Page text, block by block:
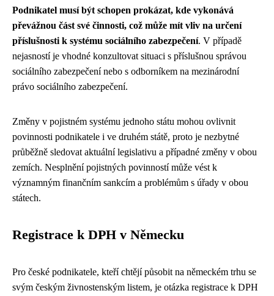
Podnikatel musí být schopen prokázat, kde vykonává
převážnou část své činnosti, což může mít vliv na určení
příslušnosti k systému sociálního zabezpečení. V případě
nejasností je vhodné konzultovat situaci s příslušnou správou
sociálního zabezpečení nebo s odborníkem na mezinárodní
právo sociálního zabezpečení.
Změny v pojistném systému jednoho státu mohou ovlivnit
povinnosti podnikatele i ve druhém státě, proto je nezbytné
průběžně sledovat aktuální legislativu a případné změny v obou
zemích. Nesplnění pojistných povinností může vést k
významným finančním sankcím a problémům s úřady v obou
státech.
Registrace k DPH v Německu
Pro české podnikatele, kteří chtějí působit na německém trhu se
svým českým živnostenským listem, je otázka registrace k DPH